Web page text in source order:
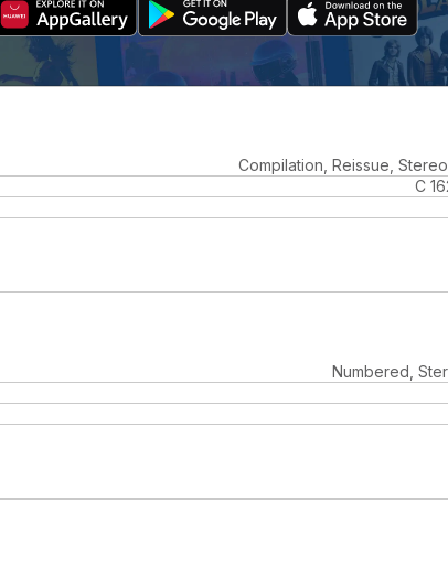
Compilation, Reissue,
Numbered,